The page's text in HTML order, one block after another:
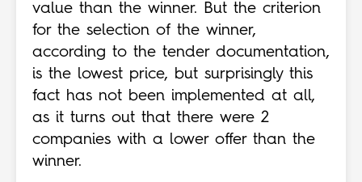
value than the winner. But the criterion
for the selection of the winner,
according to the tender documentation,
is the lowest price, but surprisingly this
fact has not been implemented at all,
as it turns out that there were 2
companies with a lower offer than the
winner.